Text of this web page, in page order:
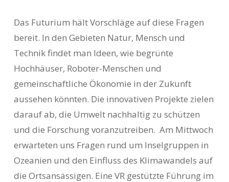
Das Futurium hält Vorschläge auf diese Fragen
bereit. In den Gebieten Natur, Mensch und
Technik findet man Ideen, wie begrünte
Hochhäuser, Roboter-Menschen und
gemeinschaftliche Ökonomie in der Zukunft
aussehen könnten. Die innovativen Projekte zielen
darauf ab, die Umwelt nachhaltig zu schützen
und die Forschung voranzutreiben. Am Mittwoch
erwarteten uns Fragen rund um Inselgruppen in
Ozeanien und den Einfluss des Klimawandels auf
die Ortsansässigen. Eine VR gestützte Führung im